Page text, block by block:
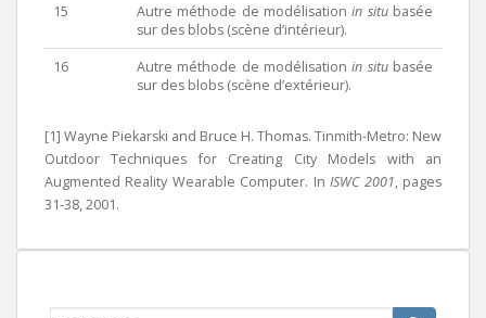
15
Autre méthode de modélisationin situbasée
sur des blobs (scène d’intérieur).
16
Autre méthode de modélisationin situbasée
sur des blobs (scène d’extérieur).
[1] Wayne Piekarski and Bruce H. Thomas. Tinmith-Metro: New
Outdoor Techniques for Creating City Models with an
Augmented Reality Wearable Computer. InISWC 2001, pages
31-38, 2001.